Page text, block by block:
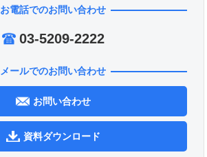
お電話でのお問い合わせ
03-5209-2222
メールでのお問い合わせ
お問い合わせ
資料ダウンロード